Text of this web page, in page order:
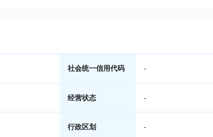
社会统一信用代码 -
经营状态 -
行政区划 -